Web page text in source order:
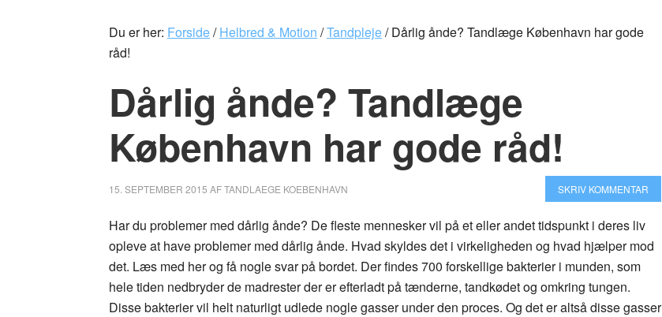
Du er her: Forside/ Helbred & Motion /Tandpleje/Dårlig ånde? Tandlæge København har gode
råd!
Dårlig ånde? Tandlæge
København har gode råd!
15. SEPTEMBER 2015 AFTANDLAEGE KOEBENHAVN SKRIV KOMMENTAR
Har du problemer med dårlig ånde? De fleste mennesker vil på et eller andet tidspunkt i deres liv
opleve at have problemer med dårlig ånde. Hvad skyldes det i virkeligheden og hvad hjælper mod
det. Læs med her og få nogle svar på bordet. Der findes 700 forskellige bakterier i munden, som
hele tiden nedbryder de madrester der er efterladt på tænderne, tandkødet og omkring tungen.
Disse bakterier vil helt naturligt udlede nogle gasser under den proces. Og det er altså disse gasser